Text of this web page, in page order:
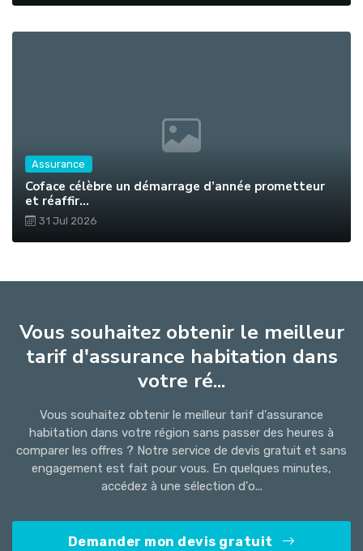
Assurance
Coface célèbre un démarrage d’année prometteur
et réaffir...
31 Jul 2026
Vous souhaitez obtenir le meilleur
tarif d'assurance habitation dans
votre ré...
Vous souhaitez obtenir le meilleur tarif d'assurance
habitation dans votre région sans passer des heures à
comparer les offres ? Notre service de devis gratuit et sans
engagement est fait pour vous. En quelques minutes,
accédez à une sélection d'o...
Demander mon devis gratuit